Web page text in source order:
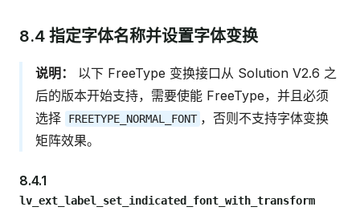
8.4 指定字体名称并设置字体变换
说明：
以下 FreeType 变换接口从 Solution V2.6 之
后的版本开始支持，需要使能 FreeType，并且必须
选择
FREETYPE_NORMAL_FONT ，否则不支持字体变换
矩阵效果。
8.4.1
lv_ext_label_set_indicated_font_with_transform